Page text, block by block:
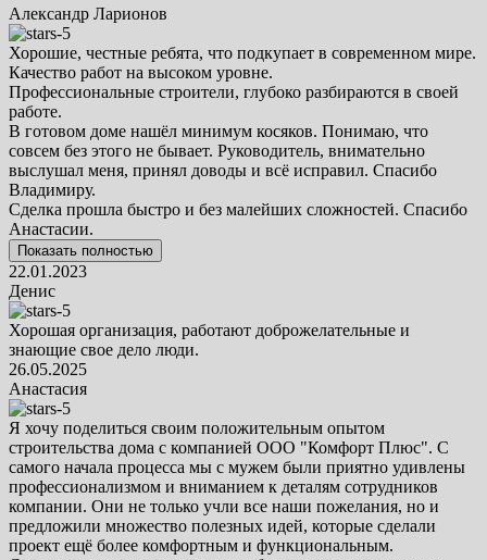
Александр Ларионов
Хорошие, честные ребята, что подкупает в современном мире.
Качество работ на высоком уровне.
Профессиональные строители, глубоко разбираются в своей
работе.
В готовом доме нашёл минимум косяков. Понимаю, что
совсем без этого не бывает. Руководитель, внимательно
выслушал меня, принял доводы и всё исправил. Спасибо
Владимиру.
Сделка прошла быстро и без малейших сложностей. Спасибо
Анастасии.
Показать полностью
22.01.2023
Денис
Хорошая организация, работают доброжелательные и
знающие свое дело люди.
26.05.2025
Анастасия
Я хочу поделиться своим положительным опытом
строительства дома с компанией ООО "Комфорт Плюс". С
самого начала процесса мы с мужем были приятно удивлены
профессионализмом и вниманием к деталям сотрудников
компании. Они не только учли все наши пожелания, но и
предложили множество полезных идей, которые сделали
проект ещё более комфортным и функциональным.